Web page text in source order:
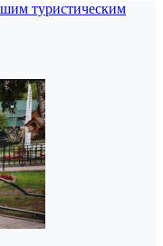
туристическим